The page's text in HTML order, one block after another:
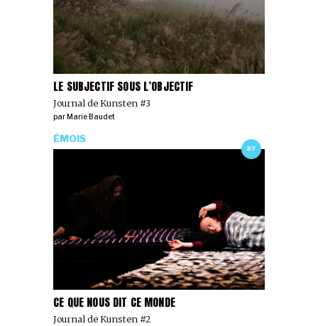
LE SUBJECTIF SOUS L’OBJECTIF
Journal de Kunsten #3
parMarie Baudet
2/7
CE QUE NOUS DIT CE MONDE
Journal de Kunsten #2
ÉMOIS